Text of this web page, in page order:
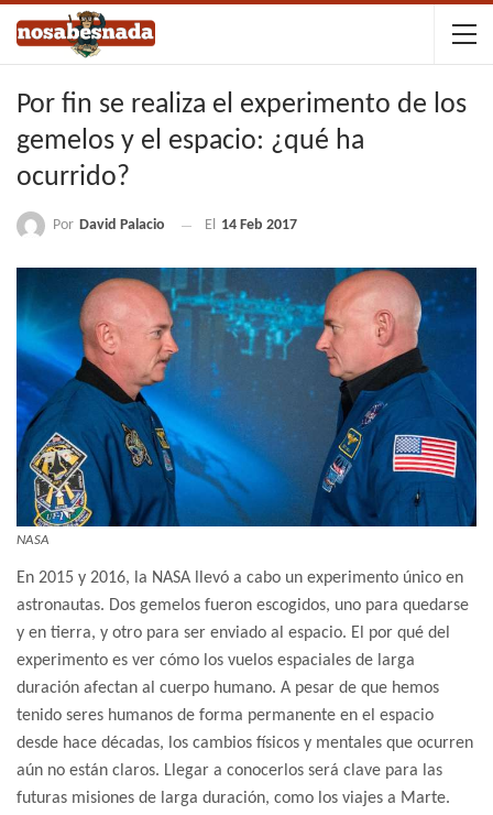
Por fin se realiza el experimento de los
gemelos y el espacio: ¿qué ha
ocurrido?
Por David Palacio El 14 Feb 2017
NASA
En 2015 y 2016, la NASA llevó a cabo un experimento único en
astronautas. Dos gemelos fueron escogidos, uno para quedarse
y en tierra, y otro para ser enviado al espacio. El por qué del
experimento es ver cómo los vuelos espaciales de larga
duración afectan al cuerpo humano. A pesar de que hemos
tenido seres humanos de forma permanente en el espacio
desde hace décadas, los cambios físicos y mentales que ocurren
aún no están claros. Llegar a conocerlos será clave para las
futuras misiones de larga duración, como los viajes a Marte.